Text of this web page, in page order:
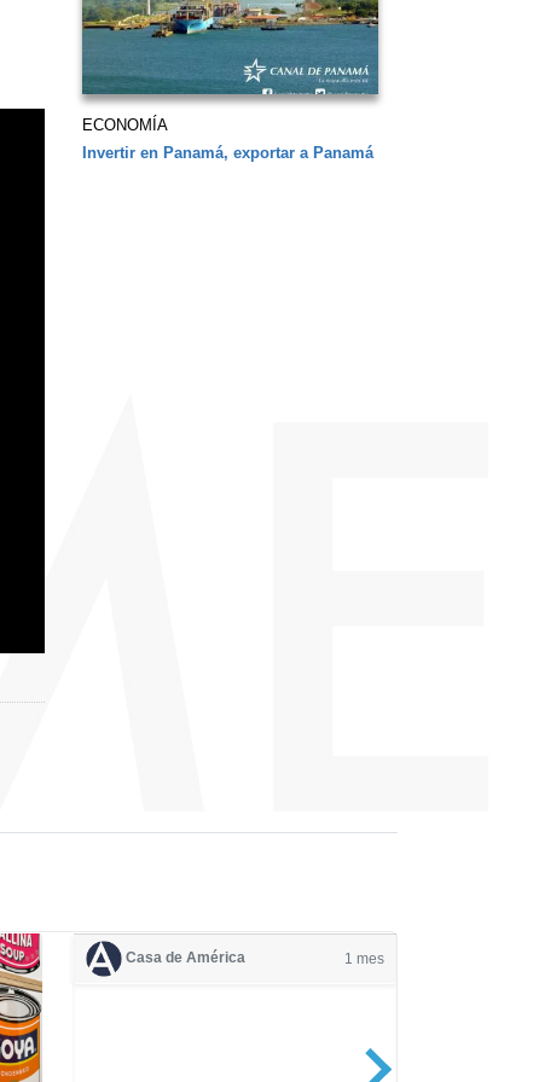
ECONOMÍA
Invertir en Panamá, exportar a Panamá
Casa de América 1 mes